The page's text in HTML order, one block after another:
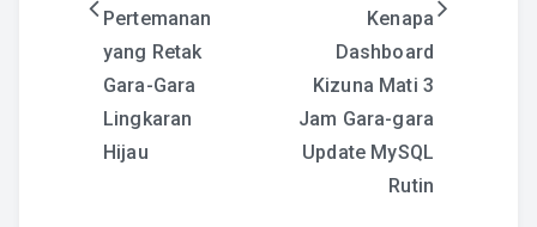
Post
navigation
Pertemanan
yang Retak
Gara-Gara
Lingkaran
Hijau
Kenapa
Dashboard
Kizuna Mati 3
Jam Gara-gara
Update MySQL
Rutin